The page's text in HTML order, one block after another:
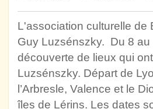
L'association culturelle de
Guy Luzsénszky. Du 8
découverte de lieux qui
Luzsénszky. Départ de
l’Arbresle, Valence et le
îles de Lérins. Les dates